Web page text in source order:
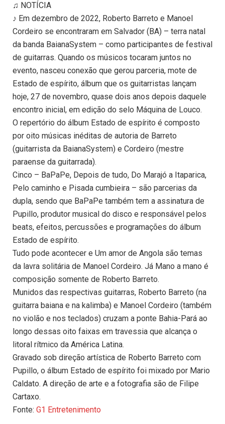
♫ NOTÍCIA
♪ Em dezembro de 2022, Roberto Barreto e Manoel
Cordeiro se encontraram em Salvador (BA) – terra natal
da banda BaianaSystem – como participantes de festival
de guitarras. Quando os músicos tocaram juntos no
evento, nasceu conexão que gerou parceria, mote de
Estado de espírito, álbum que os guitarristas lançam
hoje, 27 de novembro, quase dois anos depois daquele
encontro inicial, em edição do selo Máquina de Louco.
O repertório do álbum Estado de espírito é composto
por oito músicas inéditas de autoria de Barreto
(guitarrista da BaianaSystem) e Cordeiro (mestre
paraense da guitarrada).
Cinco – BaPaPe, Depois de tudo, Do Marajó a Itaparica,
Pelo caminho e Pisada cumbieira – são parcerias da
dupla, sendo que BaPaPe também tem a assinatura de
Pupillo, produtor musical do disco e responsável pelos
beats, efeitos, percussões e programações do álbum
Estado de espírito.
Tudo pode acontecer e Um amor de Angola são temas
da lavra solitária de Manoel Cordeiro. Já Mano a mano é
composição somente de Roberto Barreto.
Munidos das respectivas guitarras, Roberto Barreto (na
guitarra baiana e na kalimba) e Manoel Cordeiro (também
no violão e nos teclados) cruzam a ponte Bahia-Pará ao
longo dessas oito faixas em travessia que alcança o
litoral rítmico da América Latina.
Gravado sob direção artística de Roberto Barreto com
Pupillo, o álbum Estado de espírito foi mixado por Mario
Caldato. A direção de arte e a fotografia são de Filipe
Cartaxo.
Fonte: G1 Entretenimento